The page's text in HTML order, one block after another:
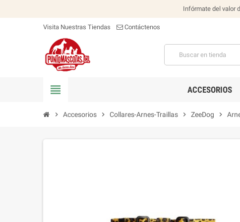
Infórmate del valor
Visita Nuestras Tiendas Contáctenos
view_headline ACCESORIOS
chevron_right Accesorios chevron_right Collares-Arnes-Traillas chevron_right ZeeDog chevron_right